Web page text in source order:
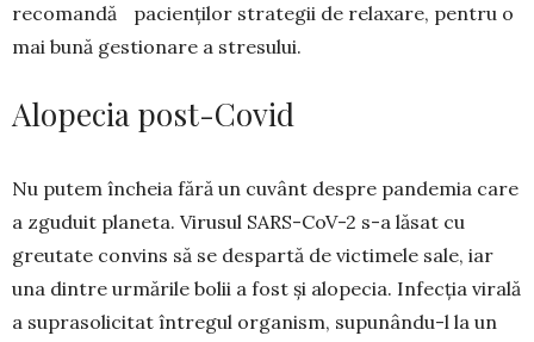
recomandă pacienților strategii de relaxare, pentru o
mai bună gestionare a stresului.
Alopecia post-Covid
Nu putem încheia fără un cuvânt despre pandemia care
a zguduit planeta. Virusul SARS-CoV-2 s-a lăsat cu
greutate convins să se despartă de victimele sale, iar
una dintre urmările bolii a fost și alopecia. Infecția virală
a suprasolicitat întregul organism, supunându-l la un